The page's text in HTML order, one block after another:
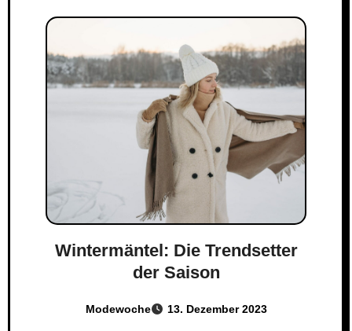
Wintermäntel: Die Trendsetter
der Saison
Modewoche 13. Dezember 2023